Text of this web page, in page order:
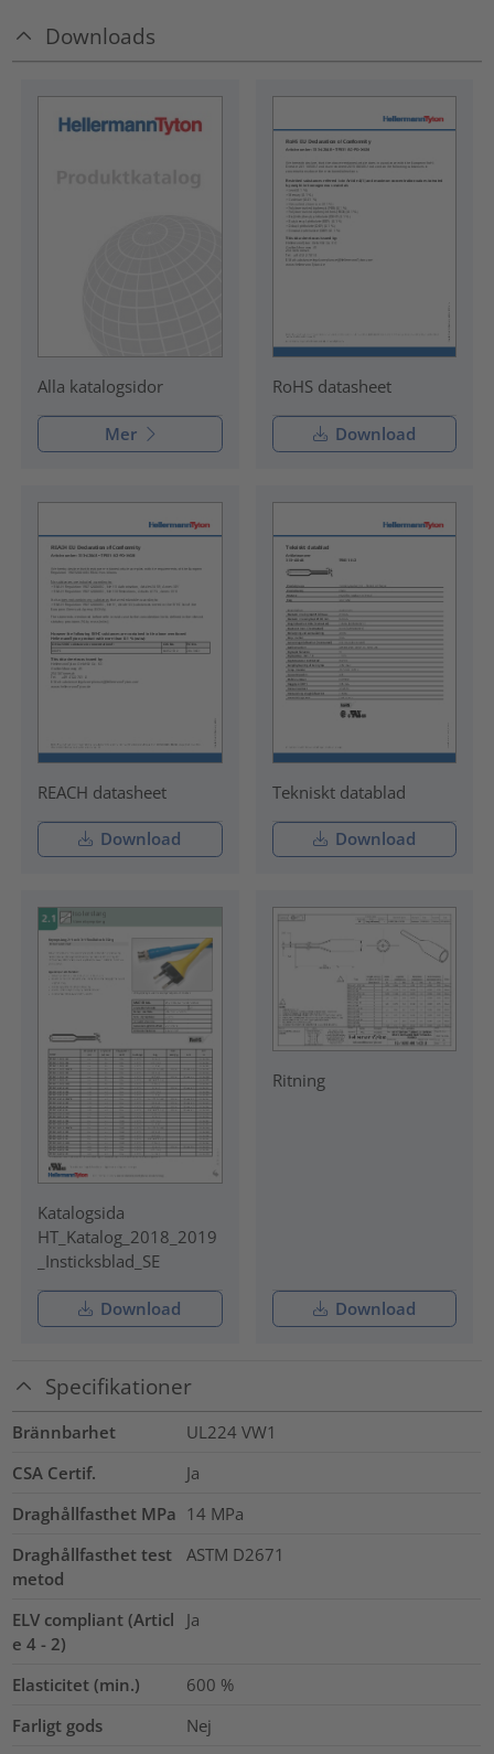
Downloads
Alla katalogsidor
Mer
RoHS datasheet
Download
REACH datasheet
Download
Tekniskt datablad
Download
Katalogsida
HT_Katalog_2018_2019
_Insticksblad_SE
Download
Ritning
Download
Specifikationer
Brännbarhet
UL224 VW1
CSA Certif.
Ja
Draghållfasthet MPa 14 MPa
Draghållfasthet test
metod
ASTM D2671
ELV compliant (Articl
e 4 - 2)
Ja
Elasticitet (min.) 600 %
Farligt gods
Nej